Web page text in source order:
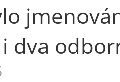
dva